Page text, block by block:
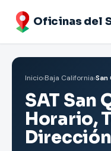
Oficinas del
Oficinas por Estados
Inicio›Baja California›San
SAT San
Horario,